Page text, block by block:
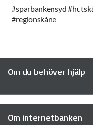
#sparbankensyd
#regionskåne
Om du behöver hjälp
Om internetbanken